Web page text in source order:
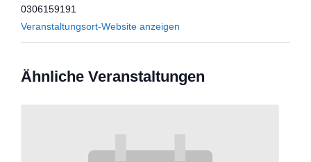
0306159191
Veranstaltungsort-Website anzeigen
Ähnliche Veranstaltungen